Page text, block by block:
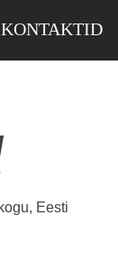
KONTAKTID
Eesti